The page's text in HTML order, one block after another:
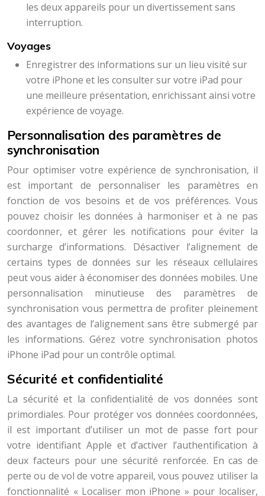
les deux appareils pour un divertissement sans
interruption.
Voyages
Enregistrer des informations sur un lieu visité sur
votre iPhone et les consulter sur votre iPad pour
une meilleure présentation, enrichissant ainsi votre
expérience de voyage.
Personnalisation des paramètres de
synchronisation
Pour optimiser votre expérience de synchronisation, il
est important de personnaliser les paramètres en
fonction de vos besoins et de vos préférences. Vous
pouvez choisir les données à harmoniser et à ne pas
coordonner, et gérer les notifications pour éviter la
surcharge d’informations. Désactiver l’alignement de
certains types de données sur les réseaux cellulaires
peut vous aider à économiser des données mobiles. Une
personnalisation minutieuse des paramètres de
synchronisation vous permettra de profiter pleinement
des avantages de l’alignement sans être submergé par
les informations. Gérez votre synchronisation photos
iPhone iPad pour un contrôle optimal.
Sécurité et confidentialité
La sécurité et la confidentialité de vos données sont
primordiales. Pour protéger vos données coordonnées,
il est important d’utiliser un mot de passe fort pour
votre identifiant Apple et d’activer l’authentification à
deux facteurs pour une sécurité renforcée. En cas de
perte ou de vol de votre appareil, vous pouvez utiliser la
fonctionnalité « Localiser mon iPhone » pour localiser,